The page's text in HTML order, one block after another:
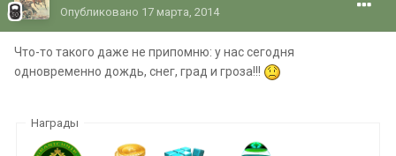
Опубликовано 17 марта, 2014
Что-то такого даже не припомню: у нас сегодня
одновременно дождь, снег, град и гроза!!!
Награды